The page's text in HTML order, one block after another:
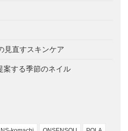
見直すスキンケア
案する季節のネイル